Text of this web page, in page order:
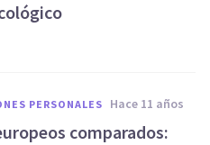
PERSONALES hace 11 años
comparados: